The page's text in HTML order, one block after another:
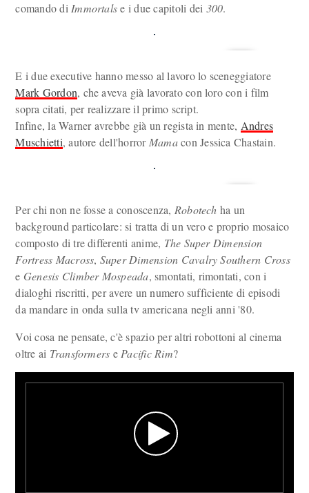
comando di Immortalse i due capitoli dei 300.
E i due executive hanno messo al lavoro lo sceneggiatore
Mark Gordon, che aveva già lavorato con loro con i film
sopra citati, per realizzare il primo script.
Infine, la Warner avrebbe già un regista in mente, Andres
Muschietti, autore dell'horror Mamacon Jessica Chastain.
Per chi non ne fosse a conoscenza, Robotech ha un
background particolare: si tratta di un vero e proprio mosaico
composto di tre differenti anime, The Super Dimension
Fortress Macross, Super Dimension Cavalry Southern Cross
e Genesis Climber Mospeada, smontati, rimontati, con i
dialoghi riscritti, per avere un numero sufficiente di episodi
da mandare in onda sulla tv americana negli anni '80.
Voi cosa ne pensate, c'è spazio per altri robottoni al cinema
oltre ai Transformers e Pacific Rim?